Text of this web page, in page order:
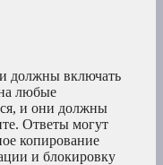
должны включать
любые
и они должны
Ответы могут
копирование
и блокировку